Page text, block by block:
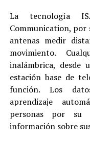
La tecnología
Communication, por
antenas medir
movimiento.
inalámbrica, desde
estación base de
función. Los
aprendizaje
personas por
información sobre